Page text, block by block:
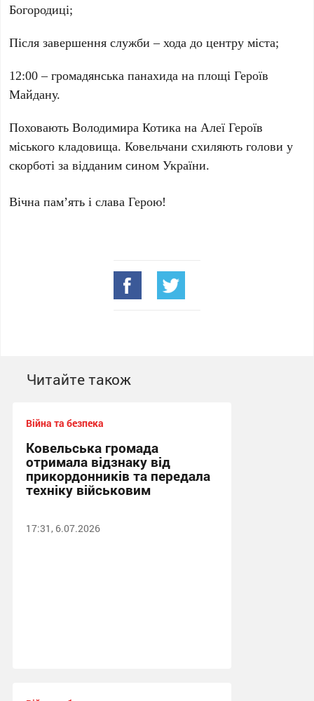
Богородиці;
Після завершення служби – хода до центру міста;
12:00 – громадянська панахида на площі Героїв
Майдану.
Поховають Володимира Котика на Алеї Героїв
міського кладовища. Ковельчани схиляють голови у
скорботі за відданим сином України.
Вічна пам’ять і слава Герою!
Читайте також
Війна та безпека
Ковельська громада
отримала відзнаку від
прикордонників та передала
техніку військовим
17:31, 6.07.2026